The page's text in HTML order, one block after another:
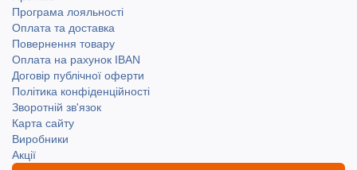
Програма лояльності
Оплата та доставка
Повернення товару
Оплата на рахунок IBAN
Договір публічної оферти
Політика конфіденційності
Зворотній зв'язок
Карта сайту
Виробники
Акції